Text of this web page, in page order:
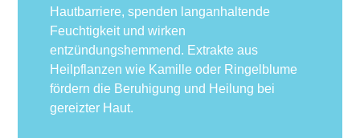
Hautbarriere, spenden langanhaltende
Feuchtigkeit und wirken
entzündungshemmend. Extrakte aus
Heilpflanzen wie Kamille oder Ringelblume
fördern die Beruhigung und Heilung bei
gereizter Haut.